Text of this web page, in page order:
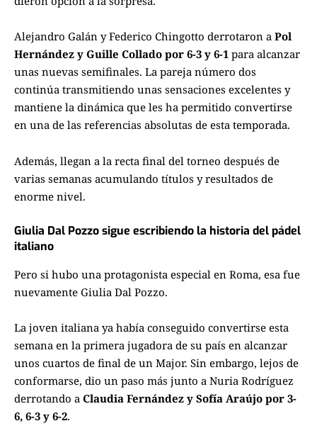
Alejandro Galán y Federico Chingotto derrotaron a Pol
Hernández y Guille Collado por 6-3 y 6-1 para alcanzar
unas nuevas semifinales. La pareja número dos
continúa transmitiendo unas sensaciones excelentes y
mantiene la dinámica que les ha permitido convertirse
en una de las referencias absolutas de esta temporada.
Además, llegan a la recta final del torneo después de
varias semanas acumulando títulos y resultados de
enorme nivel.
Giulia Dal Pozzo sigue escribiendo la historia del pádel
italiano
Pero si hubo una protagonista especial en Roma, esa fue
nuevamente Giulia Dal Pozzo.
La joven italiana ya había conseguido convertirse esta
semana en la primera jugadora de su país en alcanzar
unos cuartos de final de un Major. Sin embargo, lejos de
conformarse, dio un paso más junto a Nuria Rodríguez
derrotando a Claudia Fernández y Sofía Araújo por 3-
6, 6-3 y 6-2.